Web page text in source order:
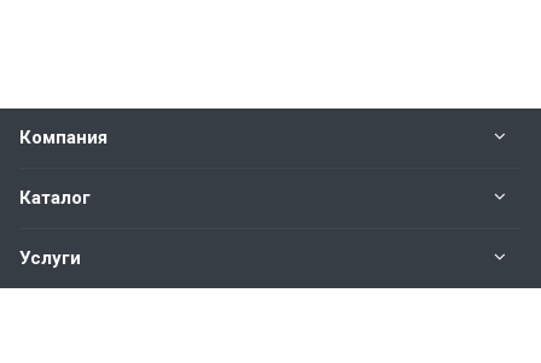
Компания
Каталог
Услуги